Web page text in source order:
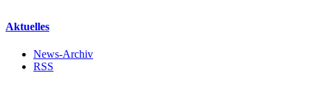
Aktuelles
News-Archiv
RSS